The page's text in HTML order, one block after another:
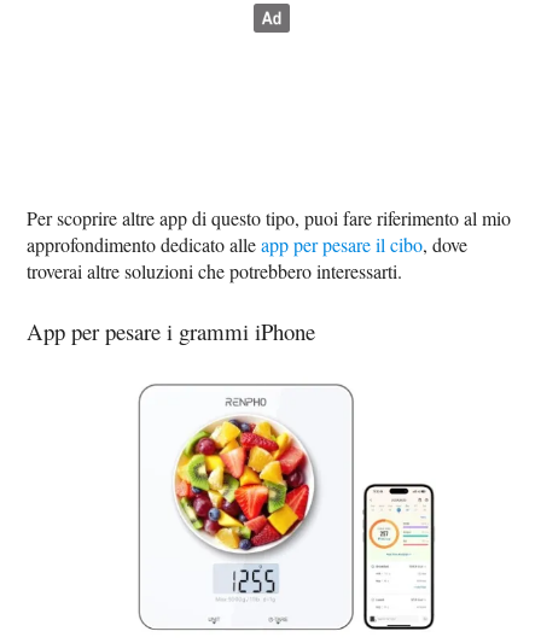
Per scoprire altre app di questo tipo, puoi fare riferimento al mio
approfondimento dedicato alleapp per pesare il cibo, dove
troverai altre soluzioni che potrebbero interessarti.
App per pesare i grammi iPhone